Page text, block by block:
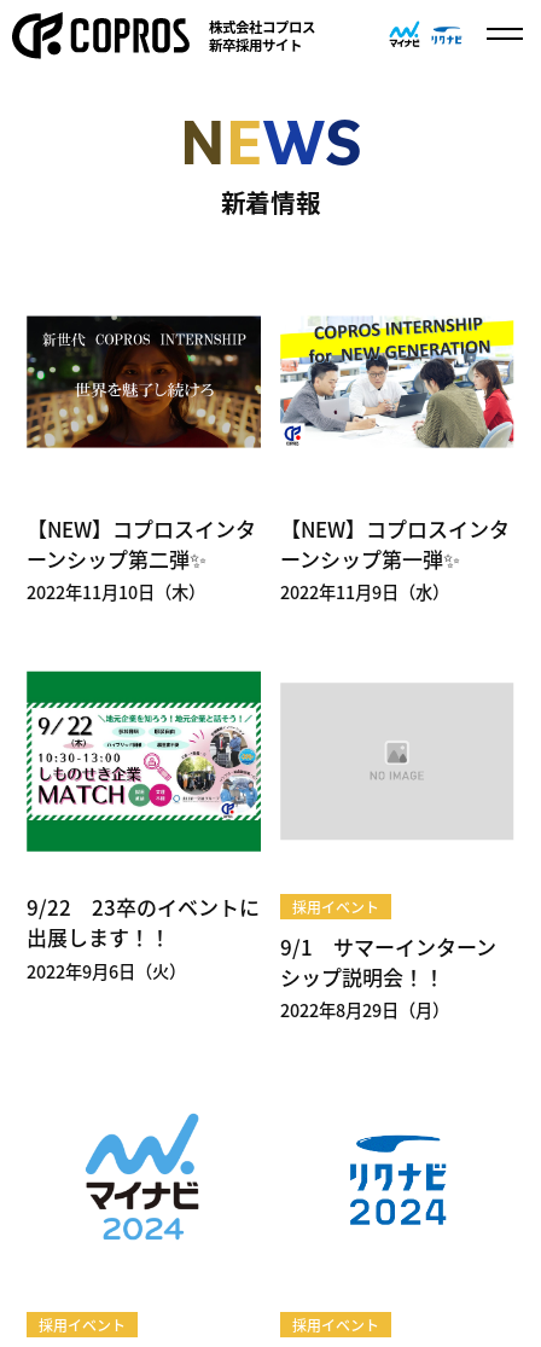
株式会社コプロス
新卒採用サイト
NEWS
新着情報
【NEW】コプロスインタ
ーンシップ第二弾✨
2022年11月10日（木）
【NEW】コプロスインタ
ーンシップ第一弾✨
2022年11月9日（水）
9/22 23卒のイベントに
出展します！！
2022年9月6日（火）
採用イベント
9/1 サマーインターン
シップ説明会！！
2022年8月29日（月）
採用イベント 採用イベント